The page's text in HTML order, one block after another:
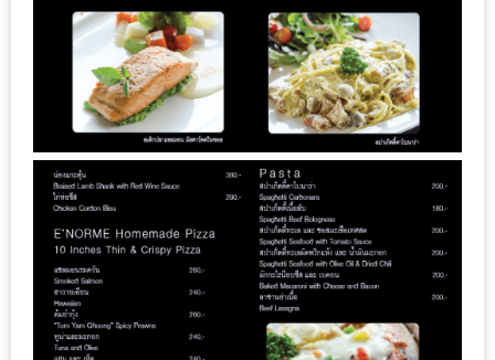
งาน
แฟร์
เรื่อง
บ้าน
ที่
ทุก
ต้อง
มา
สินค้า